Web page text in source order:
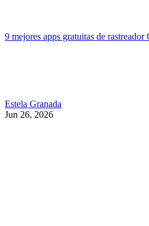
9 mejores apps gratuitas de
Estela Granada
Jun 26, 2026